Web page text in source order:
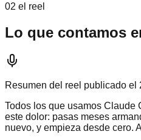
02 el reel
Lo que contamos
Resumen del reel publicado el
Todos los que usamos Claude
este dolor: pasas meses
nuevo, y empieza desde cero.